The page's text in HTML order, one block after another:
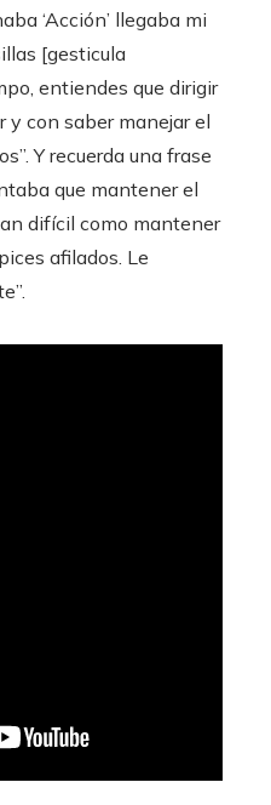
‘Acción’ llegaba mi
[gesticula
entiendes que dirigir
y con saber manejar el
Y recuerda una frase
que mantener el
difícil como mantener
afilados. Le